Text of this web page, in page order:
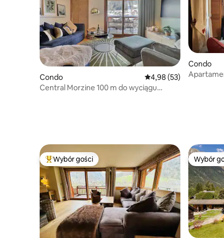
Condo Średnia ocena: 4,98
4,98 (53)
Central Morzine 100 m do wyciągu
Condo
Najpopularniejsze z kategorii Wybór gości
Wybór gości Wybór
Wybór